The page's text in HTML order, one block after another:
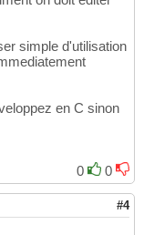
simple d'utilisation
en C sinon
0
0
#4